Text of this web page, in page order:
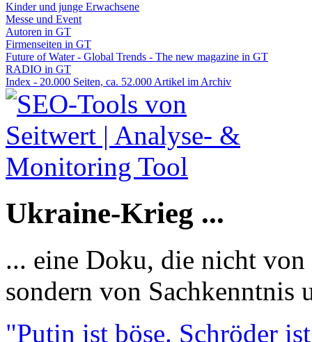
Kinder und junge Erwachsene
Messe und Event
Autoren in GT
Firmenseiten in GT
Future of Water - Global Trends - The new magazine in GT
RADIO in GT
Index - 20.000 Seiten, ca. 52.000 Artikel im Archiv
Ukraine-Krieg ...
... eine Doku, die nicht
sondern von Sachkenntnis
"Putin ist böse. Schröder